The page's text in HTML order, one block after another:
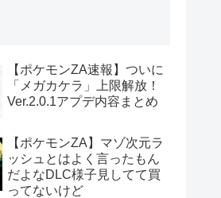
【ポケモンZA速報】ついに
「メガカケラ」上限解放！
Ver.2.0.1アプデ内容まとめ
【ポケモンZA】マゾ次元ラ
ッシュとはよく言ったもん
だよなDLC様子見してて買
ってないけど